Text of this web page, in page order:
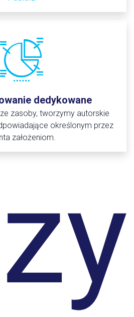
dedykowane
zasoby, tworzymy autorskie
określonym przez
założeniom.